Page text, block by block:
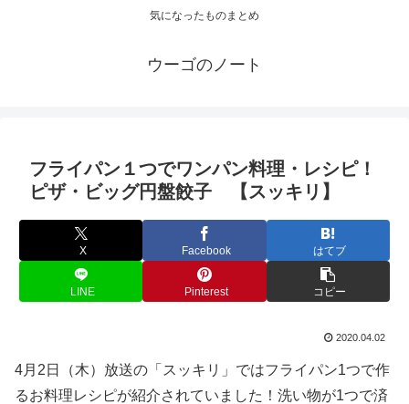
気になったものまとめ
ウーゴのノート
フライパン１つでワンパン料理・レシピ！
ピザ・ビッグ円盤餃子 【スッキリ】
X Facebook はてブ
LINE Pinterest コピー
2020.04.02
4月2日（木）放送の「スッキリ」ではフライパン1つで作
るお料理レシピが紹介されていました！洗い物が1つで済